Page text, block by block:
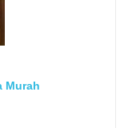
Murah